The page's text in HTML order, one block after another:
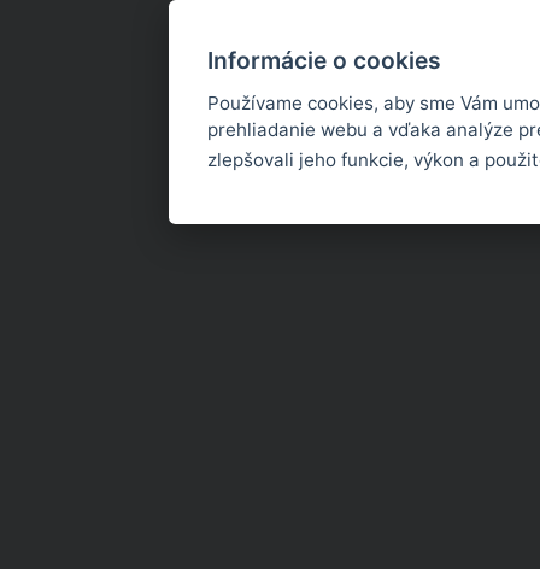
Informácie o cookies
Používame cookies, aby sme Vám
prehliadanie webu a vďaka analýze
zlepšovali jeho funkcie, výkon a